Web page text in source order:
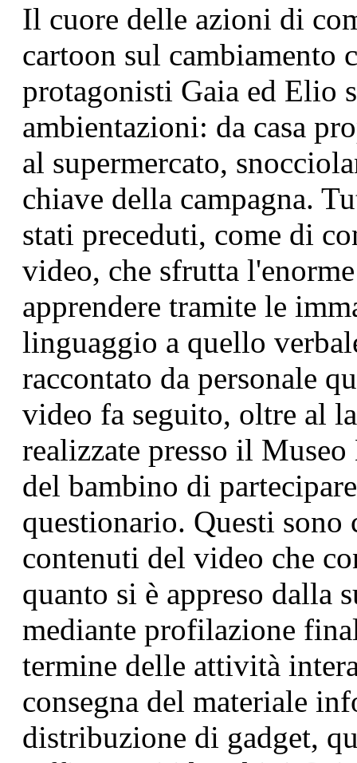
Il cuore delle azioni di
cartoon sul
protagonisti Gaia ed Elio
ambientazioni: da casa
al supermercato,
chiave della campagna.
stati preceduti, come di
video, che sfrutta
apprendere tramite le
linguaggio a quello
raccontato da personale
video fa seguito, oltre al
realizzate presso il
del bambino di
questionario. Questi
contenuti del video che
quanto si è appreso dalla
mediante profilazione
termine delle attività
consegna del materiale
distribuzione di gadget,